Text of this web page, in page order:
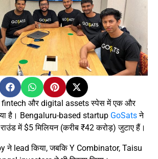
fintech और digital assets स्पेस में एक और
है। Bengaluru-based startup GoSatsने
में $5 मिलियन (करीब ₹42 करोड़) जुटाए हैं।
ने lead किया, जबकि Y Combinator, Taisu